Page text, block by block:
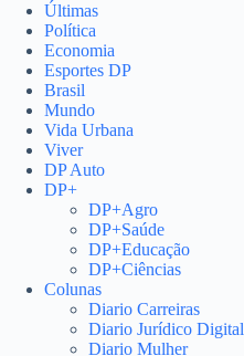
Últimas
Política
Economia
Esportes DP
Brasil
Mundo
Vida Urbana
Viver
DP Auto
DP+
DP+Agro
DP+Saúde
DP+Educação
DP+Ciências
Colunas
Diario Carreiras
Diario Jurídico Digital
Diario Mulher